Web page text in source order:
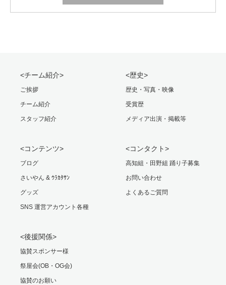
<チーム紹介>
ご挨拶
チーム紹介
スタッフ紹介
<歴史>
歴史・写真・映像
受賞歴
メディア出演・掲載等
<コンテンツ>
ブログ
さいやん & ｳﾗｶﾀｻﾝ
グッズ
SNS 運営アカウント各種
<コンタクト>
高知組・田野組 踊り子募集
お問い合わせ
よくあるご質問
<後援関係>
協賛スポンサー様
祭屋会(OB・OG会)
協賛のお願い